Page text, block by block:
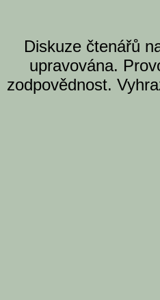
Diskuze čtenářů
upravována.
zodpovědnost.